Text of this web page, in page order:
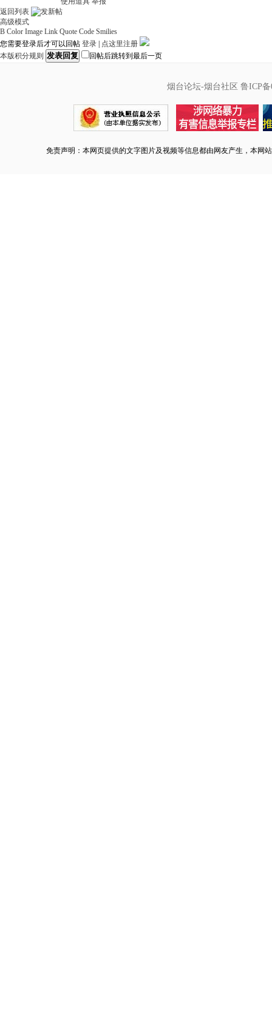
返回列表
高级模式
B Color Image Link Quote Code Smilies
您需要登录后才可以回帖 登录
点这里注册
本版积分规则 发表回复 回帖后跳转到最后一页
烟台论坛-烟台社区 鲁ICP备
免责声明：本网页提供的文字图片及视频等信息都由网友产生，本网